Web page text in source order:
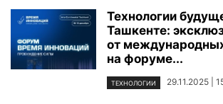
Технологии
Ташкенте:
от
на форуме...
ТЕХНОЛОГИИ 29.11.2025 |